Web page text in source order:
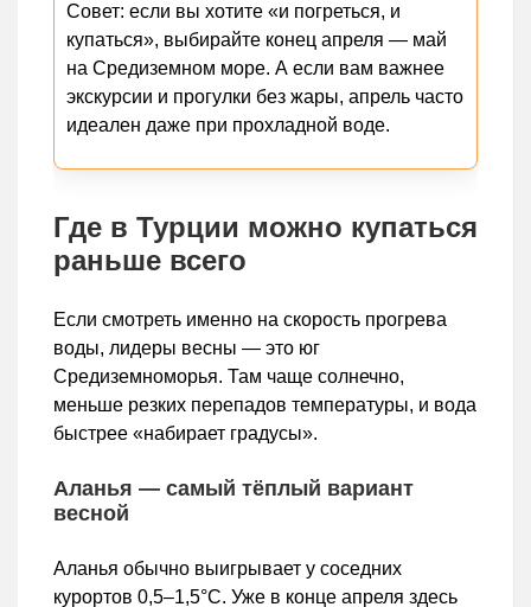
Совет: если вы хотите «и погреться, и
купаться», выбирайте конец апреля — май
на Средиземном море. А если вам важнее
экскурсии и прогулки без жары, апрель часто
идеален даже при прохладной воде.
Где в Турции можно купаться
раньше всего
Если смотреть именно на скорость прогрева
воды, лидеры весны — это юг
Средиземноморья. Там чаще солнечно,
меньше резких перепадов температуры, и вода
быстрее «набирает градусы».
Аланья — самый тёплый вариант
весной
Аланья обычно выигрывает у соседних
курортов 0,5–1,5°C. Уже в конце апреля здесь